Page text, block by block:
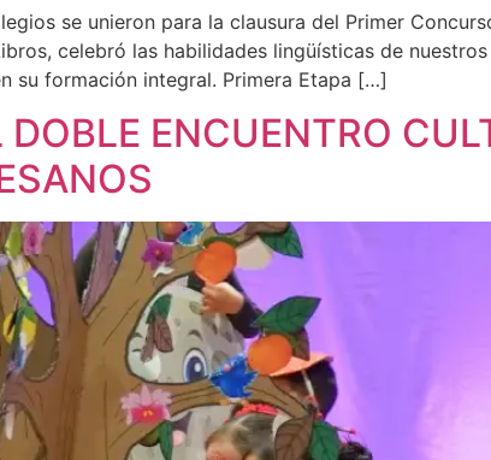
se unieron para la clausura del Primer
celebró las habilidades lingüísticas de
su formación integral. Primera Etapa […]
ENCUENTRO